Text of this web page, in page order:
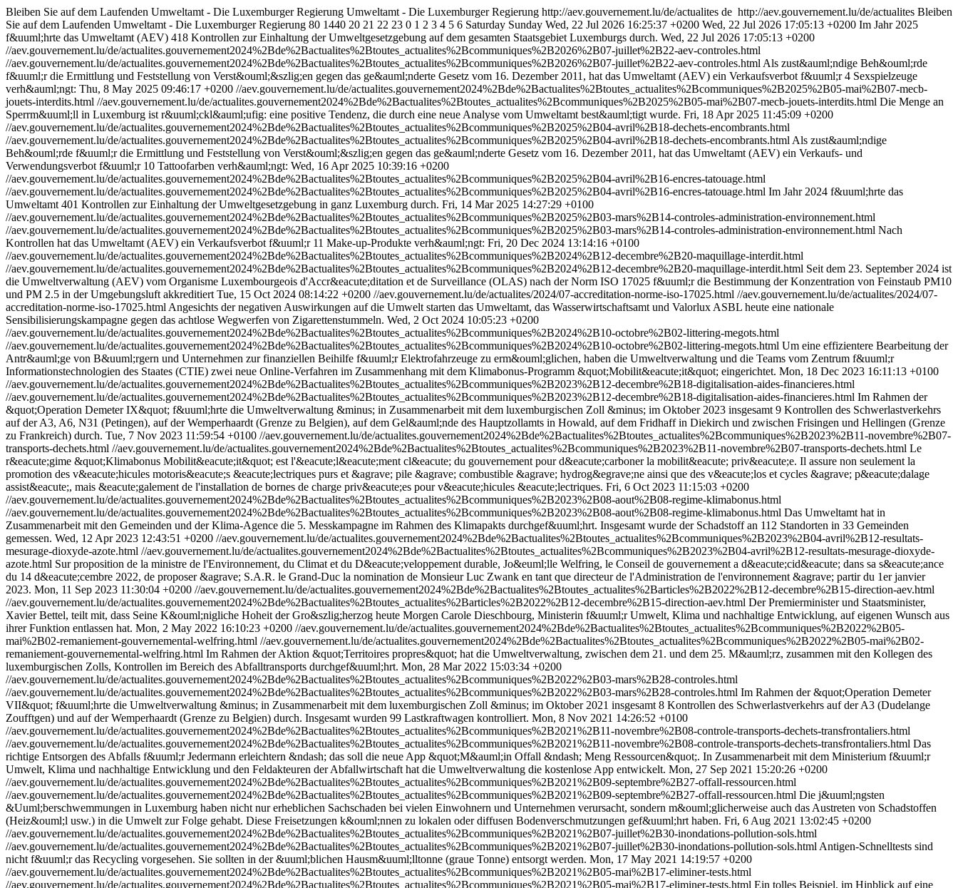
Bleiben Sie auf dem Laufenden Umweltamt - Die Luxemburger Regierung Umweltamt - Die Luxemburger Regierung http://aev.gouvernement.lu/de/actualites de http://aev.gouvernement.lu/de/actualites Bleiben
Sie auf dem Laufenden Umweltamt - Die Luxemburger Regierung 80 1440 20 21 22 23 0 1 2 3 4 5 6 Saturday Sunday Wed, 22 Jul 2026 16:25:37 +0200 Wed, 22 Jul 2026 17:05:13 +0200 Im Jahr 2025
f&uuml;hrte das Umweltamt (AEV) 418 Kontrollen zur Einhaltung der Umweltgesetzgebung auf dem gesamten Staatsgebiet Luxemburgs durch. Wed, 22 Jul 2026 17:05:13 +0200
//aev.gouvernement.lu/de/actualites.gouvernement2024%2Bde%2Bactualites%2Btoutes_actualites%2Bcommuniques%2B2026%2B07-juillet%2B22-aev-controles.html
//aev.gouvernement.lu/de/actualites.gouvernement2024%2Bde%2Bactualites%2Btoutes_actualites%2Bcommuniques%2B2026%2B07-juillet%2B22-aev-controles.html Als zust&auml;ndige Beh&ouml;rde
f&uuml;r die Ermittlung und Feststellung von Verst&ouml;&szlig;en gegen das ge&auml;nderte Gesetz vom 16. Dezember 2011, hat das Umweltamt (AEV) ein Verkaufsverbot f&uuml;r 4 Sexspielzeuge
verh&auml;ngt: Thu, 8 May 2025 09:46:17 +0200 //aev.gouvernement.lu/de/actualites.gouvernement2024%2Bde%2Bactualites%2Btoutes_actualites%2Bcommuniques%2B2025%2B05-mai%2B07-mecb-
jouets-interdits.html //aev.gouvernement.lu/de/actualites.gouvernement2024%2Bde%2Bactualites%2Btoutes_actualites%2Bcommuniques%2B2025%2B05-mai%2B07-mecb-jouets-interdits.html Die Menge an
Sperrm&uuml;ll in Luxemburg ist r&uuml;ckl&auml;ufig: eine positive Tendenz, die durch eine neue Analyse vom Umweltamt best&auml;tigt wurde. Fri, 18 Apr 2025 11:45:09 +0200
//aev.gouvernement.lu/de/actualites.gouvernement2024%2Bde%2Bactualites%2Btoutes_actualites%2Bcommuniques%2B2025%2B04-avril%2B18-dechets-encombrants.html
//aev.gouvernement.lu/de/actualites.gouvernement2024%2Bde%2Bactualites%2Btoutes_actualites%2Bcommuniques%2B2025%2B04-avril%2B18-dechets-encombrants.html Als zust&auml;ndige
Beh&ouml;rde f&uuml;r die Ermittlung und Feststellung von Verst&ouml;&szlig;en gegen das ge&auml;nderte Gesetz vom 16. Dezember 2011, hat das Umweltamt (AEV) ein Verkaufs- und
Verwendungsverbot f&uuml;r 10 Tattoofarben verh&auml;ngt: Wed, 16 Apr 2025 10:39:16 +0200
//aev.gouvernement.lu/de/actualites.gouvernement2024%2Bde%2Bactualites%2Btoutes_actualites%2Bcommuniques%2B2025%2B04-avril%2B16-encres-tatouage.html
//aev.gouvernement.lu/de/actualites.gouvernement2024%2Bde%2Bactualites%2Btoutes_actualites%2Bcommuniques%2B2025%2B04-avril%2B16-encres-tatouage.html Im Jahr 2024 f&uuml;hrte das
Umweltamt 401 Kontrollen zur Einhaltung der Umweltgesetzgebung in ganz Luxemburg durch. Fri, 14 Mar 2025 14:27:29 +0100
//aev.gouvernement.lu/de/actualites.gouvernement2024%2Bde%2Bactualites%2Btoutes_actualites%2Bcommuniques%2B2025%2B03-mars%2B14-controles-administration-environnement.html
//aev.gouvernement.lu/de/actualites.gouvernement2024%2Bde%2Bactualites%2Btoutes_actualites%2Bcommuniques%2B2025%2B03-mars%2B14-controles-administration-environnement.html Nach
Kontrollen hat das Umweltamt (AEV) ein Verkaufsverbot f&uuml;r 11 Make-up-Produkte verh&auml;ngt: Fri, 20 Dec 2024 13:14:16 +0100
//aev.gouvernement.lu/de/actualites.gouvernement2024%2Bde%2Bactualites%2Btoutes_actualites%2Bcommuniques%2B2024%2B12-decembre%2B20-maquillage-interdit.html
//aev.gouvernement.lu/de/actualites.gouvernement2024%2Bde%2Bactualites%2Btoutes_actualites%2Bcommuniques%2B2024%2B12-decembre%2B20-maquillage-interdit.html Seit dem 23. September 2024 ist
die Umweltverwaltung (AEV) vom Organisme Luxembourgeois d'Accr&eacute;ditation et de Surveillance (OLAS) nach der Norm ISO 17025 f&uuml;r die Bestimmung der Konzentration von Feinstaub PM10
und PM 2.5 in der Umgebungsluft akkreditiert Tue, 15 Oct 2024 08:14:22 +0200 //aev.gouvernement.lu/de/actualites/2024/07-accreditation-norme-iso-17025.html //aev.gouvernement.lu/de/actualites/2024/07-
accreditation-norme-iso-17025.html Angesichts der negativen Auswirkungen auf die Umwelt starten das Umweltamt, das Wasserwirtschaftsamt und Valorlux ASBL heute eine nationale
Sensibilisierungskampagne gegen das achtlose Wegwerfen von Zigarettenstummeln. Wed, 2 Oct 2024 10:05:23 +0200
//aev.gouvernement.lu/de/actualites.gouvernement2024%2Bde%2Bactualites%2Btoutes_actualites%2Bcommuniques%2B2024%2B10-octobre%2B02-littering-megots.html
//aev.gouvernement.lu/de/actualites.gouvernement2024%2Bde%2Bactualites%2Btoutes_actualites%2Bcommuniques%2B2024%2B10-octobre%2B02-littering-megots.html Um eine effizientere Bearbeitung der
Antr&auml;ge von B&uuml;rgern und Unternehmen zur finanziellen Beihilfe f&uuml;r Elektrofahrzeuge zu erm&ouml;glichen, haben die Umweltverwaltung und die Teams vom Zentrum f&uuml;r
Informationstechnologien des Staates (CTIE) zwei neue Online-Verfahren im Zusammenhang mit dem Klimabonus-Programm &quot;Mobilit&eacute;it&quot; eingerichtet. Mon, 18 Dec 2023 16:11:13 +0100
//aev.gouvernement.lu/de/actualites.gouvernement2024%2Bde%2Bactualites%2Btoutes_actualites%2Bcommuniques%2B2023%2B12-decembre%2B18-digitalisation-aides-financieres.html
//aev.gouvernement.lu/de/actualites.gouvernement2024%2Bde%2Bactualites%2Btoutes_actualites%2Bcommuniques%2B2023%2B12-decembre%2B18-digitalisation-aides-financieres.html Im Rahmen der
&quot;Operation Demeter IX&quot; f&uuml;hrte die Umweltverwaltung &minus; in Zusammenarbeit mit dem luxemburgischen Zoll &minus; im Oktober 2023 insgesamt 9 Kontrollen des Schwerlastverkehrs
auf der A3, A6, N31 (Petingen), auf der Wemperhaardt (Grenze zu Belgien), auf dem Gel&auml;nde des Hauptzollamts in Howald, auf dem Fridhaff in Diekirch und zwischen Frisingen und Hellingen (Grenze
zu Frankreich) durch. Tue, 7 Nov 2023 11:59:54 +0100 //aev.gouvernement.lu/de/actualites.gouvernement2024%2Bde%2Bactualites%2Btoutes_actualites%2Bcommuniques%2B2023%2B11-novembre%2B07-
transports-dechets.html //aev.gouvernement.lu/de/actualites.gouvernement2024%2Bde%2Bactualites%2Btoutes_actualites%2Bcommuniques%2B2023%2B11-novembre%2B07-transports-dechets.html Le
r&eacute;gime &quot;Klimabonus Mobilit&eacute;it&quot; est l'&eacute;l&eacute;ment cl&eacute; du gouvernement pour d&eacute;carboner la mobilit&eacute; priv&eacute;e. Il assure non seulement la
promotion des v&eacute;hicules motoris&eacute;s &eacute;lectriques purs et &agrave; pile &agrave; combustible &agrave; hydrog&egrave;ne ainsi que des v&eacute;los et cycles &agrave; p&eacute;dalage
assist&eacute;, mais &eacute;galement de l'installation de bornes de charge priv&eacute;es pour v&eacute;hicules &eacute;lectriques. Fri, 6 Oct 2023 11:15:03 +0200
//aev.gouvernement.lu/de/actualites.gouvernement2024%2Bde%2Bactualites%2Btoutes_actualites%2Bcommuniques%2B2023%2B08-aout%2B08-regime-klimabonus.html
//aev.gouvernement.lu/de/actualites.gouvernement2024%2Bde%2Bactualites%2Btoutes_actualites%2Bcommuniques%2B2023%2B08-aout%2B08-regime-klimabonus.html Das Umweltamt hat in
Zusammenarbeit mit den Gemeinden und der Klima-Agence die 5. Messkampagne im Rahmen des Klimapakts durchgef&uuml;hrt. Insgesamt wurde der Schadstoff an 112 Standorten in 33 Gemeinden
gemessen. Wed, 12 Apr 2023 12:43:51 +0200 //aev.gouvernement.lu/de/actualites.gouvernement2024%2Bde%2Bactualites%2Btoutes_actualites%2Bcommuniques%2B2023%2B04-avril%2B12-resultats-
mesurage-dioxyde-azote.html //aev.gouvernement.lu/de/actualites.gouvernement2024%2Bde%2Bactualites%2Btoutes_actualites%2Bcommuniques%2B2023%2B04-avril%2B12-resultats-mesurage-dioxyde-
azote.html Sur proposition de la ministre de l'Environnement, du Climat et du D&eacute;veloppement durable, Jo&euml;lle Welfring, le Conseil de gouvernement a d&eacute;cid&eacute; dans sa s&eacute;ance
du 14 d&eacute;cembre 2022, de proposer &agrave; S.A.R. le Grand-Duc la nomination de Monsieur Luc Zwank en tant que directeur de l'Administration de l'environnement &agrave; partir du 1er janvier
2023. Mon, 11 Sep 2023 11:30:04 +0200 //aev.gouvernement.lu/de/actualites.gouvernement2024%2Bde%2Bactualites%2Btoutes_actualites%2Barticles%2B2022%2B12-decembre%2B15-direction-aev.html
//aev.gouvernement.lu/de/actualites.gouvernement2024%2Bde%2Bactualites%2Btoutes_actualites%2Barticles%2B2022%2B12-decembre%2B15-direction-aev.html Der Premierminister und Staatsminister,
Xavier Bettel, teilt mit, dass Seine K&ouml;nigliche Hoheit der Gro&szlig;herzog heute Morgen Carole Dieschbourg, Ministerin f&uuml;r Umwelt, Klima und nachhaltige Entwicklung, auf eigenen Wunsch aus
ihrer Funktion entlassen hat. Mon, 2 May 2022 16:10:23 +0200 //aev.gouvernement.lu/de/actualites.gouvernement2024%2Bde%2Bactualites%2Btoutes_actualites%2Bcommuniques%2B2022%2B05-
mai%2B02-remaniement-gouvernemental-welfring.html //aev.gouvernement.lu/de/actualites.gouvernement2024%2Bde%2Bactualites%2Btoutes_actualites%2Bcommuniques%2B2022%2B05-mai%2B02-
remaniement-gouvernemental-welfring.html Im Rahmen der Aktion &quot;Territoires propres&quot; hat die Umweltverwaltung, zwischen dem 21. und dem 25. M&auml;rz, zusammen mit den Kollegen des
luxemburgischen Zolls, Kontrollen im Bereich des Abfalltransports durchgef&uuml;hrt. Mon, 28 Mar 2022 15:03:34 +0200
//aev.gouvernement.lu/de/actualites.gouvernement2024%2Bde%2Bactualites%2Btoutes_actualites%2Bcommuniques%2B2022%2B03-mars%2B28-controles.html
//aev.gouvernement.lu/de/actualites.gouvernement2024%2Bde%2Bactualites%2Btoutes_actualites%2Bcommuniques%2B2022%2B03-mars%2B28-controles.html Im Rahmen der &quot;Operation Demeter
VII&quot; f&uuml;hrte die Umweltverwaltung &minus; in Zusammenarbeit mit dem luxemburgischen Zoll &minus; im Oktober 2021 insgesamt 8 Kontrollen des Schwerlastverkehrs auf der A3 (Dudelange
Zoufftgen) und auf der Wemperhaardt (Grenze zu Belgien) durch. Insgesamt wurden 99 Lastkraftwagen kontrolliert. Mon, 8 Nov 2021 14:26:52 +0100
//aev.gouvernement.lu/de/actualites.gouvernement2024%2Bde%2Bactualites%2Btoutes_actualites%2Bcommuniques%2B2021%2B11-novembre%2B08-controle-transports-dechets-transfrontaliers.html
//aev.gouvernement.lu/de/actualites.gouvernement2024%2Bde%2Bactualites%2Btoutes_actualites%2Bcommuniques%2B2021%2B11-novembre%2B08-controle-transports-dechets-transfrontaliers.html Das
richtige Entsorgen des Abfalls f&uuml;r Jedermann erleichtern &ndash; das soll die neue App &quot;M&auml;in Offall &ndash; Meng Ressourcen&quot;. In Zusammenarbeit mit dem Ministerium f&uuml;r
Umwelt, Klima und nachhaltige Entwicklung und den Feldakteuren der Abfallwirtschaft hat die Umweltverwaltung die kostenlose App entwickelt. Mon, 27 Sep 2021 15:20:26 +0200
//aev.gouvernement.lu/de/actualites.gouvernement2024%2Bde%2Bactualites%2Btoutes_actualites%2Bcommuniques%2B2021%2B09-septembre%2B27-offall-ressourcen.html
//aev.gouvernement.lu/de/actualites.gouvernement2024%2Bde%2Bactualites%2Btoutes_actualites%2Bcommuniques%2B2021%2B09-septembre%2B27-offall-ressourcen.html Die j&uuml;ngsten
&Uuml;berschwemmungen in Luxemburg haben nicht nur erheblichen Sachschaden bei vielen Einwohnern und Unternehmen verursacht, sondern m&ouml;glicherweise auch das Austreten von Schadstoffen
(Heiz&ouml;l usw.) in die Umwelt zur Folge gehabt. Diese Freisetzungen k&ouml;nnen zu lokalen oder diffusen Bodenverschmutzungen gef&uuml;hrt haben. Fri, 6 Aug 2021 13:02:45 +0200
//aev.gouvernement.lu/de/actualites.gouvernement2024%2Bde%2Bactualites%2Btoutes_actualites%2Bcommuniques%2B2021%2B07-juillet%2B30-inondations-pollution-sols.html
//aev.gouvernement.lu/de/actualites.gouvernement2024%2Bde%2Bactualites%2Btoutes_actualites%2Bcommuniques%2B2021%2B07-juillet%2B30-inondations-pollution-sols.html Antigen-Schnelltests sind
nicht f&uuml;r das Recycling vorgesehen. Sie sollten in der &uuml;blichen Hausm&uuml;lltonne (graue Tonne) entsorgt werden. Mon, 17 May 2021 14:19:57 +0200
//aev.gouvernement.lu/de/actualites.gouvernement2024%2Bde%2Bactualites%2Btoutes_actualites%2Bcommuniques%2B2021%2B05-mai%2B17-eliminer-tests.html
//aev.gouvernement.lu/de/actualites.gouvernement2024%2Bde%2Bactualites%2Btoutes_actualites%2Bcommuniques%2B2021%2B05-mai%2B17-eliminer-tests.html Ein tolles Beispiel, im Hinblick auf eine